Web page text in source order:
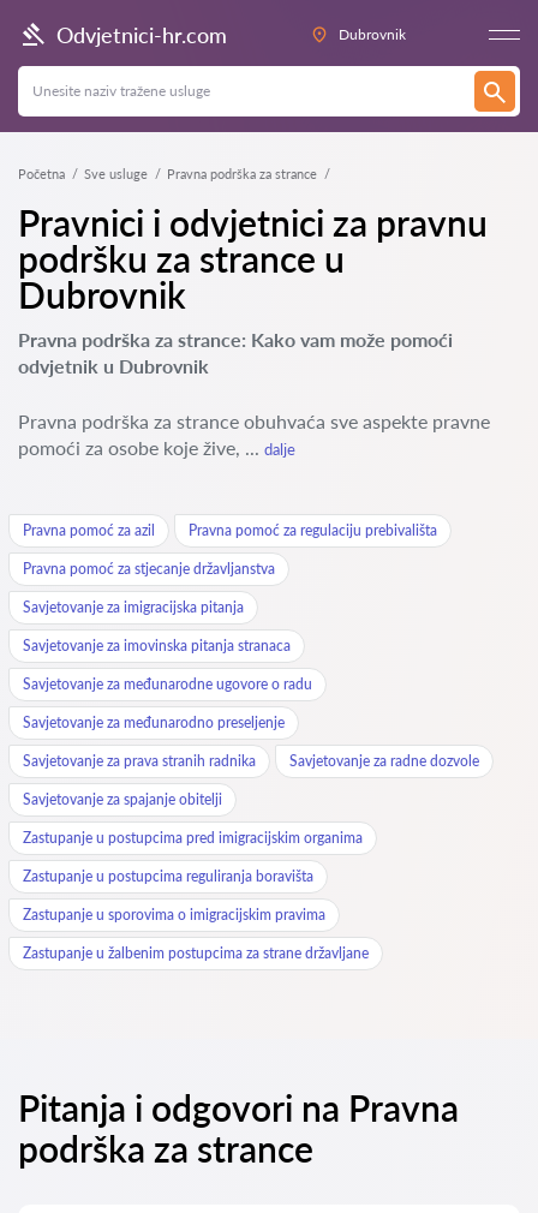
Odvjetnici-hr.com Dubrovnik
Početna Sve usluge Pravna podrška za strance
Pravnici i odvjetnici za pravnu
podršku za strance u
Dubrovnik
Pravna podrška za strance: Kako vam može pomoći
odvjetnik u Dubrovnik
Pravna podrška za strance obuhvaća sve aspekte pravne
pomoći za osobe koje žive, ... dalje
Pravna pomoć za azil Pravna pomoć za regulaciju prebivališta
Pravna pomoć za stjecanje državljanstva
Savjetovanje za imigracijska pitanja
Savjetovanje za imovinska pitanja stranaca
Savjetovanje za međunarodne ugovore o radu
Savjetovanje za međunarodno preseljenje
Savjetovanje za prava stranih radnika Savjetovanje za radne dozvole
Savjetovanje za spajanje obitelji
Zastupanje u postupcima pred imigracijskim organima
Zastupanje u postupcima reguliranja boravišta
Zastupanje u sporovima o imigracijskim pravima
Zastupanje u žalbenim postupcima za strane državljane
Pitanja i odgovori na Pravna
podrška za strance